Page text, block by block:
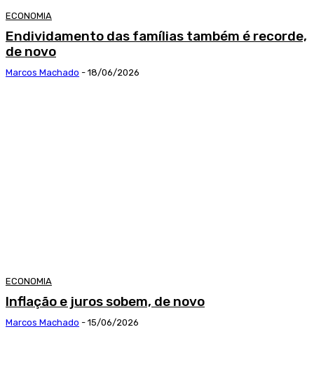
ECONOMIA
Endividamento das famílias também é recorde,
de novo
Marcos Machado - 18/06/2026
ECONOMIA
Inflação e juros sobem, de novo
Marcos Machado - 15/06/2026